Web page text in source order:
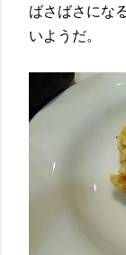
ばさばさにな
いようだ。